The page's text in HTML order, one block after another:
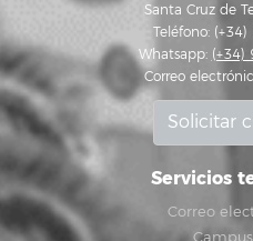
Santa Cruz de
Teléfono:
Whatsapp: (+34)
Correo
Solicitar
Servicios
Correo